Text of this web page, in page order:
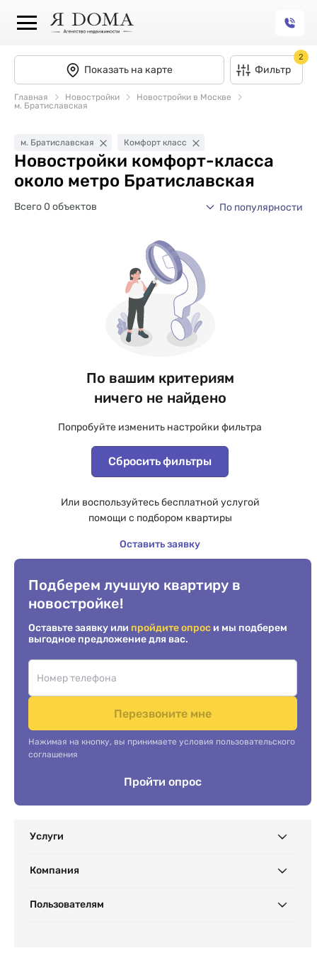
Показать на карте Фильтр
2
Главная Новостройки
Новостройки в Москве
м. Братиславская
м. Братиславская Комфорт класс
Новостройки комфорт-класса
около метро Братиславская
Всего 0 объектов По популярности
По вашим критериям
ничего не найдено
Попробуйте изменить настройки фильтра
Сбросить фильтры
Или воспользуйтесь бесплатной услугой
помощи с подбором квартиры
Оставить заявку
Подберем лучшую квартиру в
новостройке!
Оставьте заявку или пройдите опрос и мы подберем
выгодное предложение для вас.
Перезвоните мне
Нажимая на кнопку, вы принимаете условия пользовательского
соглашения
Пройти опрос
Услуги
Компания
Пользователям